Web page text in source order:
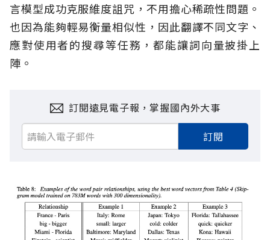
言模型成功克服維度詛咒，不用擔心稀疏性問題。
也因為能夠輕易衡量相似性，因此翻譯不同文字、
應對使用者的搜尋等任務，都能讓詞向量披掛上
陣。
訂閱遠見電子報，掌握國內外大事
訂閱